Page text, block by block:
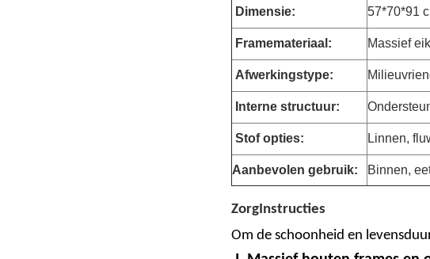
Dimensie: 57*70*91
Framemateriaal: Massief
Afwerkingstype:
Interne structuur:
Stof opties: Linnen,
Aanbevolen gebruik: Binnen,
ZorgInstructies
Om de schoonheid en